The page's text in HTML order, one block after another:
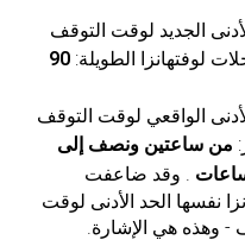
الجديد لوقت التوقف
لوفتهانزا الطويلة: 90
الواقعي لوقت التوقف
من ساعتين ونصف إلى
. وقد ضاعفت
نفسها الحد الأدنى لوقت
- وهذه هي الإشارة.